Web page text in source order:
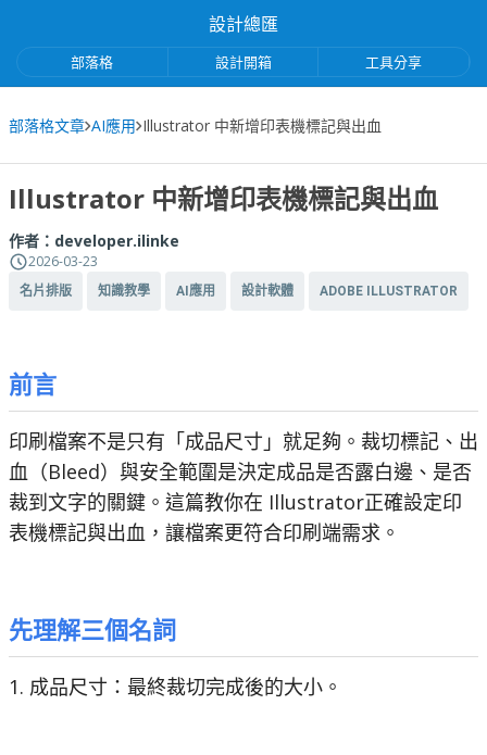
設計總匯
部落格 設計開箱 工具分享
部落格文章 AI應用 Illustrator 中新增印表機標記與出血
Illustrator 中新增印表機標記與出血
作者： developer.ilinke
2026-03-23
名片排版 知識教學 AI應用 設計軟體 ADOBE ILLUSTRATOR
前言
印刷檔案不是只有「成品尺寸」就足夠。裁切標記、出
血（Bleed）與安全範圍是決定成品是否露白邊、是否
裁到文字的關鍵。這篇教你在 Illustrator正確設定印
表機標記與出血，讓檔案更符合印刷端需求。
先理解三個名詞
1. 成品尺寸：最終裁切完成後的大小。